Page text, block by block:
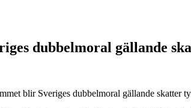
dubbelmoral gällande
blir Sveriges dubbelmoral gällande skatter